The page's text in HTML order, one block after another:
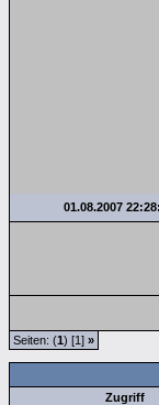
01.08.2007
Seiten: (1) [1] »
Zugriff